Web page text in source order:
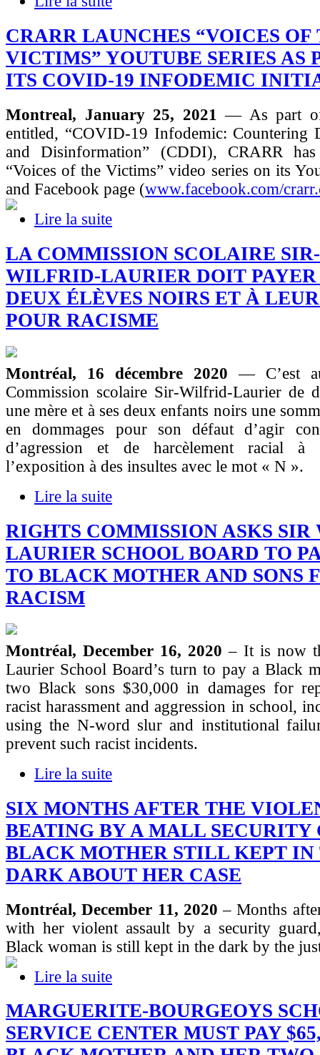
CRARR LAUNCHES “VOICES OF
VICTIMS” YOUTUBE SERIES AS
ITS COVID-19 INFODEMIC
Montreal, January 25, 2021— As part
entitled, “COVID-19 Infodemic: Countering
and Disinformation” (CDDI), CRARR
“Voices of the Victims” video series on its
and Facebook page (www.facebook.com/
Lire la suite
LA COMMISSION SCOLAIRE SIR-
WILFRID-LAURIER DOIT PAYER
DEUX ÉLÈVES NOIRS ET À
POUR RACISME
Montréal, 16 décembre 2020— C’est
Commission scolaire Sir-Wilfrid-Laurier de
une mère et à ses deux enfants noirs une
en dommages pour son défaut d’agir
d’agression et de harcèlement racial à
l’exposition à des insultes avec le mot « N ».
Lire la suite
RIGHTS COMMISSION ASKS
LAURIER SCHOOL BOARD TO
TO BLACK MOTHER AND SONS
RACISM
Montréal, December 16, 2020 – It is now
Laurier School Board’s turn to pay a Black
two Black sons $30,000 in damages for
racist harassment and aggression in school,
using the N-word slur and institutional
prevent such racist incidents.
Lire la suite
SIX MONTHS AFTER THE
BEATING BY A MALL SECURITY
BLACK MOTHER STILL KEPT IN
DARK ABOUT HER CASE
Montréal, December 11, 2020 – Months
with her violent assault by a security
Black woman is still kept in the dark by the
Lire la suite
MARGUERITE-BOURGEOYS
SERVICE CENTER MUST PAY